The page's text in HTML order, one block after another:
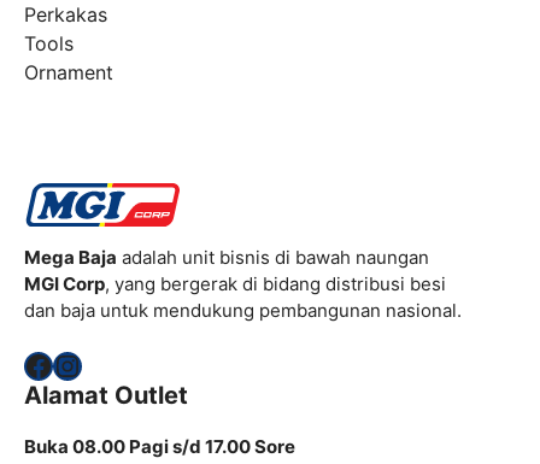
Perkakas
Tools
Ornament
Mega Baja adalah unit bisnis di bawah naungan
MGI Corp, yang bergerak di bidang distribusi besi
dan baja untuk mendukung pembangunan nasional.
Facebook
Instagram
Alamat Outlet
Buka 08.00 Pagi s/d 17.00 Sore